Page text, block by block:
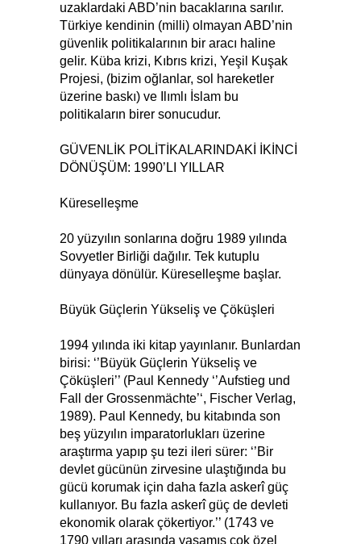
uzaklardaki ABD’nin bacaklarına sarılır.
Türkiye kendinin (milli) olmayan ABD’nin
güvenlik politikalarının bir aracı haline
gelir. Küba krizi, Kıbrıs krizi, Yeşil Kuşak
Projesi, (bizim oğlanlar, sol hareketler
üzerine baskı) ve Ilımlı İslam bu
politikaların birer sonucudur.
GÜVENLİK POLİTİKALARINDAKİ İKİNCİ
DÖNÜŞÜM: 1990’LI YILLAR
Küreselleşme
20 yüzyılın sonlarına doğru 1989 yılında
Sovyetler Birliği dağılır. Tek kutuplu
dünyaya dönülür. Küreselleşme başlar.
Büyük Güçlerin Yükseliş ve Çöküşleri
1994 yılında iki kitap yayınlanır. Bunlardan
birisi: ‘’Büyük Güçlerin Yükseliş ve
Çöküşleri’’ (Paul Kennedy ‘’Aufstieg und
Fall der Grossenmächte’‘, Fischer Verlag,
1989). Paul Kennedy, bu kitabında son
beş yüzyılın imparatorlukları üzerine
araştırma yapıp şu tezi ileri sürer: ‘’Bir
devlet gücünün zirvesine ulaştığında bu
gücü korumak için daha fazla askerî güç
kullanıyor. Bu fazla askerî güç de devleti
ekonomik olarak çökertiyor.’’ (1743 ve
1790 yılları arasında yaşamış çok özel